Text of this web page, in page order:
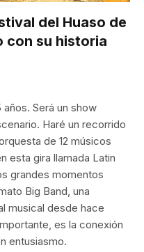
del Huaso de
con su historia
años. Será un show
Haré un recorrido
de 12 músicos
esta gira llamada Latin
grandes momentos
Big Band, una
musical desde hace
es la conexión
entusiasmo.